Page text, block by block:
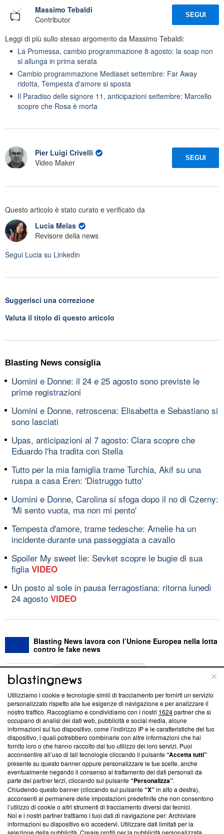
Massimo Tebaldi
Contributor
SEGUI
Leggi di più sullo stesso argomento da Massimo Tebaldi:
La Promessa, cambio programmazione 8 agosto: la soap non
si allunga in prima serata
Cambio programmazione Mediaset settembre: Far Away
ridotta, Tempesta d'amore si sposta
Il Paradiso delle signore 11, anticipazioni settembre: Marcello
scopre che Rosa è morta
Pier Luigi Crivelli
Video Maker
SEGUI
Questo articolo è stato curato e verificato da
Lucia Melas
Revisore della news
Segui Lucia su Linkedin
Suggerisci una correzione
Valuta il titolo di questo articolo
Blasting News consiglia
Uomini e Donne: il 24 e 25 agosto sono previste le
prime registrazioni
Uomini e Donne, retroscena: Elisabetta e Sebastiano si
sono lasciati
Upas, anticipazioni al 7 agosto: Clara scopre che
Eduardo l'ha tradita con Stella
Tutto per la mia famiglia trame Turchia, Akif su una
ruspa a casa Eren: 'Distruggo tutto'
Uomini e Donne, Carolina si sfoga dopo il no di Czerny:
'Mi sento vuota, ma non mi pento'
Tempesta d'amore, trame tedesche: Amelie ha un
incidente durante una passeggiata a cavallo
Spoiler My sweet lie: Sevket scopre le bugie di sua
figlia VIDEO
Un posto al sole in pausa ferragostiana: ritorna lunedì
24 agosto VIDEO
Blasting News lavora con l’Unione Europea nella lotta
contro le fake news
ABOUT
Questa sezione offre informazioni trasparenti su Blasting
News, sui nostri processi editoriali e su come ci impegniamo a
creare news di qualità. Inoltre, afferma la nostra aderenza a
‘Trust Project - News with Integrity’Blasting News non è
ancora membro del programma, ma ha richiesto di farne
parte; Trust Project non ha ancora effettuato una verifica di
conformità agli standard.
Su di noi
Team editoriale
Corporate
Utilizziamo i cookie e tecnologie simili di tracciamento per fornirti un servizio
personalizzato rispetto alle tue esigenze di navigazione e per analizzare il
nostro traffico. Raccogliamo e condividiamo con i nostri 1624partner che si
occupano di analisi dei dati web, pubblicità e social media, alcune
informazioni sul tuo dispositivo, come l’indirizzo IP e le caratteristiche del tuo
dispositivo, i quali potrebbero combinarle con altre informazioni che hai
fornito loro o che hanno raccolto dal tuo utilizzo dei loro servizi. Puoi
acconsentire all’uso di tali tecnologie cliccando il pulsante“Accetta tutti”
presente su questo banner oppure personalizzare le tue scelte, anche
eventualmente negando il consenso al trattamento dei dati personali da
parte dei partner terzi, cliccando sul pulsante“Personalizza”.
Chiudendo questo banner (cliccando sul pulsante“X”in alto a destra),
acconsenti al permanere delle impostazioni predefinite che non consentono
l’utilizzo di cookie o altri strumenti di tracciamento diversi dai tecnici.
Noi e i nostri partner trattiamo i tuoi dati di navigazione per: Archiviare
informazioni su dispositivo e/o accedervi. Utilizzare dati limitati per la
selezione della pubblicità. Creare profili per la pubblicità personalizzata.